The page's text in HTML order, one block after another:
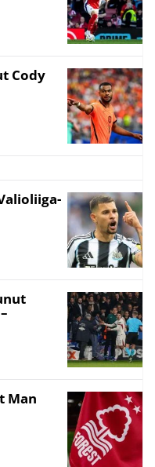
Cody
Man